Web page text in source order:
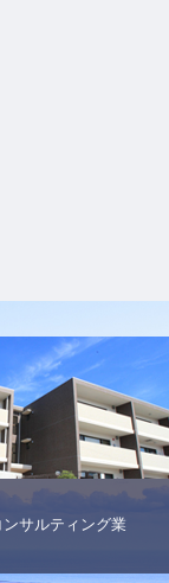
サルティング業